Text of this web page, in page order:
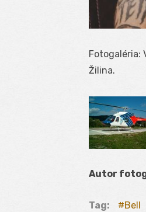
Fotogaléria:
Žilina.
Autor
Tag: Bell